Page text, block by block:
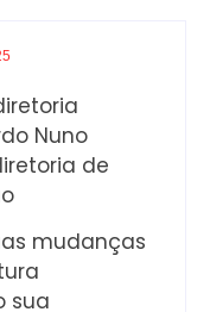
Nuno
de
mudanças
sua